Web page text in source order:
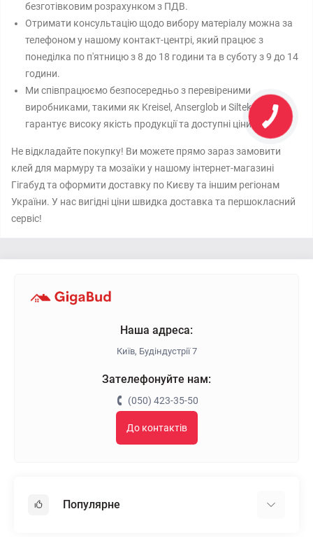
безготівковим розрахунком з ПДВ.
Отримати консультацію щодо вибору матеріалу можна за
телефоном у нашому контакт-центрі, який працює з
понеділка по п'ятницю з 8 до 18 години та в суботу з 9 до 14
години.
Ми співпрацюємо безпосередньо з перевіреними
виробниками, такими як Kreisel, Anserglob и Siltek що
гарантує високу якість продукції та доступні ціни.
Не відкладайте покупку! Ви можете прямо зараз замовити
клей для мармуру та мозаїки у нашому інтернет-магазині
Гігабуд та оформити доставку по Києву та іншим регіонам
України. У нас вигідні ціни швидка доставка та першокласний
сервіс!
Наша адреса:
Київ, Будіндустрії 7
Зателефонуйте нам:
(050) 423-35-50
До контактів
Популярне